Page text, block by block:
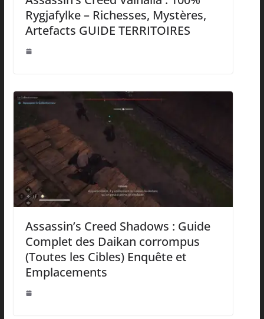
Rygjafylke – Richesses, Mystères,
Artefacts GUIDE TERRITOIRES
Assassin’s Creed Shadows : Guide
Complet des Daikan corrompus
(Toutes les Cibles) Enquête et
Emplacements